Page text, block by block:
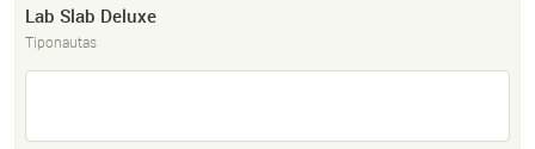
Lab Slab Deluxe
Tiponautas